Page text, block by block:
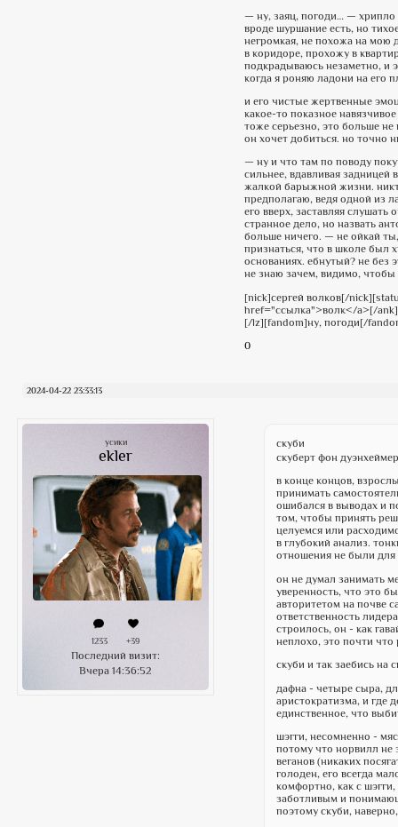
— ну, заяц, погоди… — хрипло
вроде шуршание есть, но
негромкая, не похожа на мою
в коридоре, прохожу в
подкрадываюсь незаметно, и
когда я роняю ладони на его
и его чистые жертвенные
какое-то показное
тоже серьезно, это больше
он хочет добиться. но точно
— ну и что там по поводу
сильнее, вдавливая задницей
жалкой барыжной жизни.
предполагаю, ведя одной из
его вверх, заставляя
странное дело, но назвать
больше ничего. — не ойкай
признаться, что в школе был
основаниях. ебнутый? не без
не знаю зачем, видимо, чтобы
[nick]сергей волков[/
href="ссылка">волк</a>[/
[/lz][fandom]ну, погоди[/
0
2024-04-22 23:33:13
ekler
усики
1233 +39
Последний визит:
Вчера 14:36:52
скуби
скуберт фон
в конце концов,
принимать
ошибался в выводах и
том, чтобы принять
целуемся или
в глубокий анализ.
отношения не были для
он не думал занимать
уверенность, что это
авторитетом на почве
ответственность
строилось, он - как
неплохо, это почти что
скуби и так заебись на
дафна - четыре сыра,
аристократизма, и где
единственное, что
шэгги, несомненно -
потому что норвилл не
веганов (никаких
голоден, его всегда
комфортно, как с
заботливым и
поэтому скуби,